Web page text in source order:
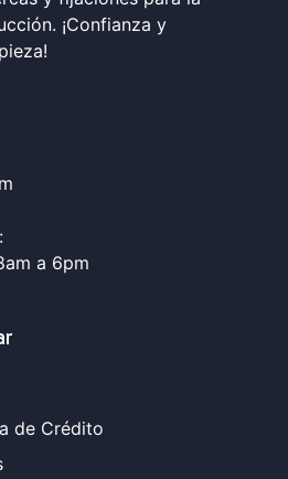
¡Confianza y
a 6pm
de Crédito